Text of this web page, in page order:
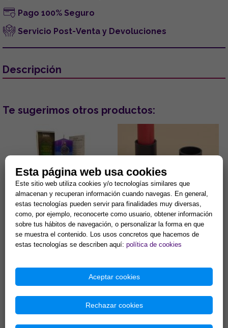
Pago 100% Seguro
Servicio Post-Venta y Devoluciones
Descripción
Te sugerimos otros productos:
VELON DE LOS 7 CHAKRAS
ESPECIAL (Para equilibrio
energético)
Velon esotérico 15 x 6 cm. 3
días de combustión
aproximadamente. Especial
PORTAVELAS METÁLICO Y
NEGRO PARA VELAS 2 CM
DIAMETRO
Portavelas metálico y negro
para velas 2 cm. diámetro. El
soporte de la vela es
Esta página web usa cookies
Este sitio web utiliza cookies y/o tecnologías similares que
almacenan y recuperan información cuando navegas. En general,
estas tecnologías pueden servir para finalidades muy diversas,
como, por ejemplo, reconocerte como usuario, obtener información
sobre tus hábitos de navegación, o personalizar la forma en que
se muestra el contenido. Los usos concretos que hacemos de
estas tecnologías se describen aquí: política de cookies
Aceptar cookies
Rechazar cookies